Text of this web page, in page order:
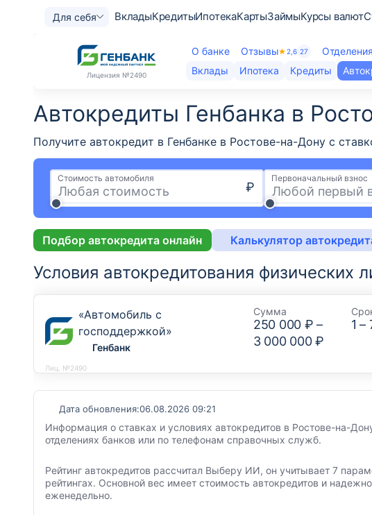
Для себя ВкладыКредитыИпотекаКартыЗаймыКурсы валют
Лицензия №2490
О банке Отзывы 2,6 27 Отделения
Вклады
Ипотека Кредиты
Автокредиты Генбанка​ в
Получите автокредит в Генбанке в Ростове-на-Дону с
Стоимость автомобиля
₽
Первоначальный взнос
Подбор автокредита онлайн Калькулятор
Условия автокредитования физических
«Автомобиль с
господдержкой»
Генбанк
Сумма
250 000 ₽ –
3 000 000 ₽
1 –
Лиц. №2490
Дата обновления:06.08.2026 09:21
Информация о ставках и условиях автокредитов в Ростове-на-
отделениях банков или по телефонам справочных служб.
Рейтинг автокредитов рассчитал Выберу ИИ, он учитывает 7
рейтингах. Основной вес имеет стоимость автокредитов и
еженедельно.